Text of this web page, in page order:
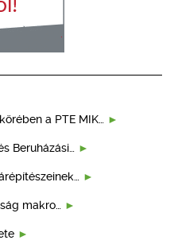
a PTE MIK…
Beruházási…
makro…